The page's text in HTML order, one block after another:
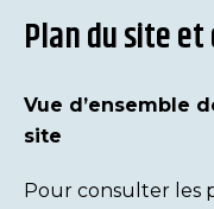
Plan du site
Vue d’ensemble
site
Pour consulter les